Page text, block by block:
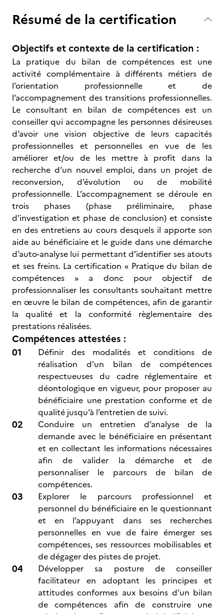
Résumé de la certification
Objectifs et contexte de la certification :
La pratique du bilan de compétences est une
activité complémentaire à différents métiers de
l’orientation professionnelle et de
l’accompagnement des transitions professionnelles.
Le consultant en bilan de compétences est un
conseiller qui accompagne les personnes désireuses
d’avoir une vision objective de leurs capacités
professionnelles et personnelles en vue de les
améliorer et/ou de les mettre à profit dans la
recherche d’un nouvel emploi, dans un projet de
reconversion, d’évolution ou de mobilité
professionnelle. L’accompagnement se déroule en
trois phases (phase préliminaire, phase
d’investigation et phase de conclusion) et consiste
en des entretiens au cours desquels il apporte son
aide au bénéficiaire et le guide dans une démarche
d’auto-analyse lui permettant d’identifier ses atouts
et ses freins. La certification « Pratique du bilan de
compétences » a donc pour objectif de
professionnaliser les consultants souhaitant mettre
en œuvre le bilan de compétences, afin de garantir
la qualité et la conformité règlementaire des
prestations réalisées.
Compétences attestées :
Définir des modalités et conditions de
réalisation d’un bilan de compétences
respectueuses du cadre réglementaire et
déontologique en vigueur, pour proposer au
bénéficiaire une prestation conforme et de
qualité jusqu’à l’entretien de suivi.
Conduire un entretien d’analyse de la
demande avec le bénéficiaire en présentant
et en collectant les informations nécessaires
afin de valider la démarche et de
personnaliser le parcours de bilan de
compétences.
Explorer le parcours professionnel et
personnel du bénéficiaire en le questionnant
et en l’appuyant dans ses recherches
personnelles en vue de faire émerger ses
compétences, ses ressources mobilisables et
de dégager des pistes de projet.
Développer sa posture de conseiller
facilitateur en adoptant les principes et
attitudes conformes aux besoins d’un bilan
de compétences afin de construire une